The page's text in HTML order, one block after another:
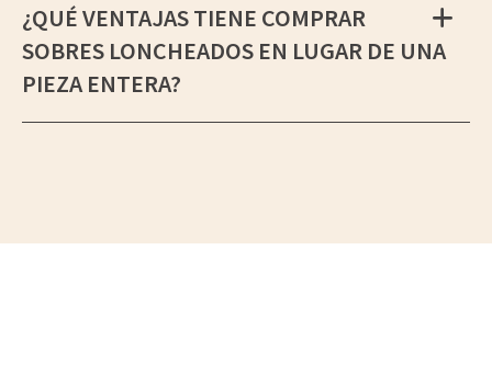
¿QUÉ VENTAJAS TIENE COMPRAR
SOBRES LONCHEADOS EN LUGAR DE UNA
PIEZA ENTERA?